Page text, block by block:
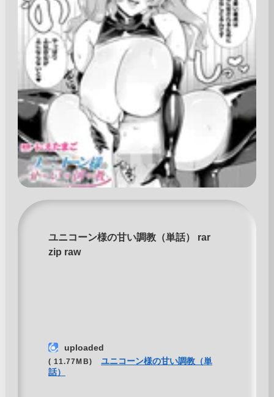
ユニコーン様の甘い調教（単話） rar
zip raw
uploaded
( 11.77MB)
ユニコーン様の甘い調教（単
話）